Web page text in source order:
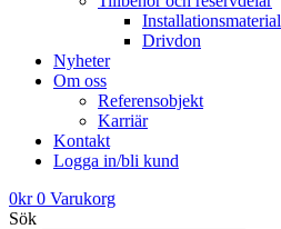
Installationsmaterial
Drivdon
Nyheter
Om oss
Referensobjekt
Karriär
Kontakt
Logga in/bli kund
0kr 0 Varukorg
Sök